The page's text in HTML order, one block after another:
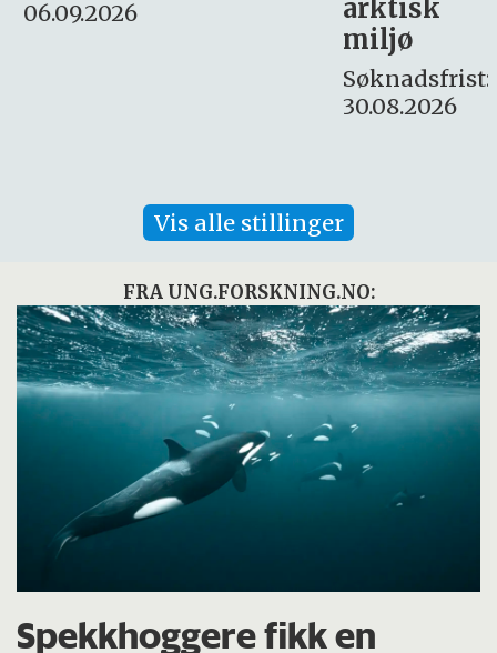
Søknadsfrist:
16. august.
Vis alle stillinger
FRA UNG.FORSKNING.NO:
Spekkhoggere fikk en